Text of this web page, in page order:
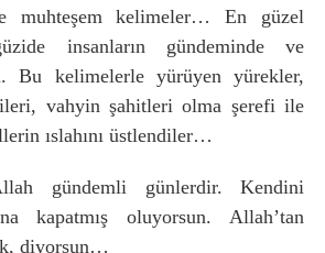
muhteşem kelimeler… En güzel
insanların gündeminde ve
Bu kelimelerle yürüyen yürekler,
vahyin şahitleri olma şerefi ile
ıslahını üstlendiler…
gündemli günlerdir. Kendini
kapatmış oluyorsun. Allah’tan
diyorsun…